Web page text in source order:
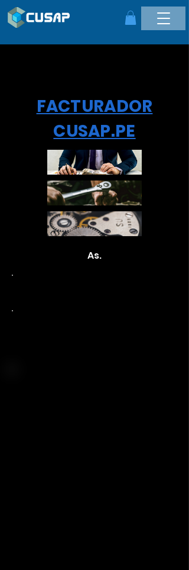
FACTURADOR
CUSAP.PE
As.